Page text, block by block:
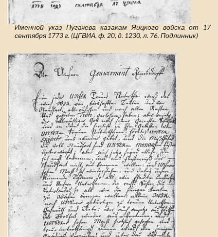
Именной указ Пугачева казакам Яицкого войска от 17
сентября 1773 г. (ЦГВИА, ф. 20, д. 1230, л. 76. Подлинник)